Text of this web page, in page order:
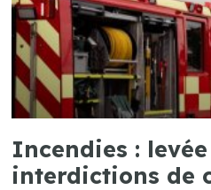
Incendies :
interdictions de